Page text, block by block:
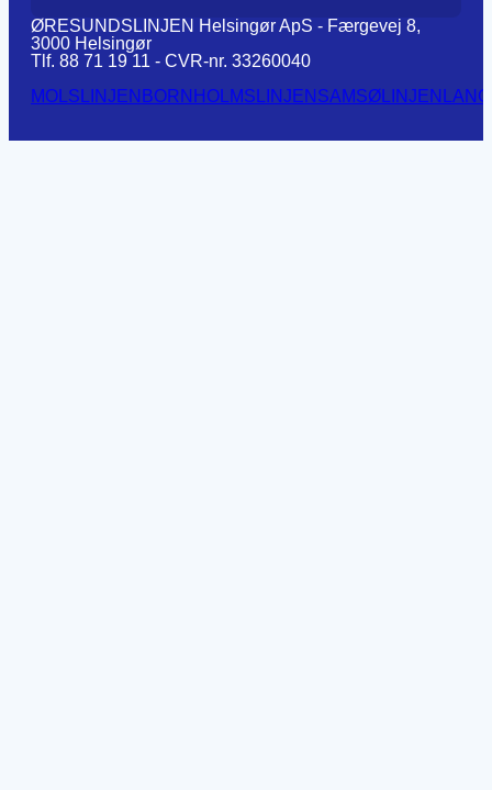
ØRESUNDSLINJEN Helsingør ApS - Færgevej 8,
3000 Helsingør
Tlf. 88 71 19 11 - CVR-nr. 33260040
MOLSLINJEN BORNHOLMSLINJEN SAMSØLINJEN